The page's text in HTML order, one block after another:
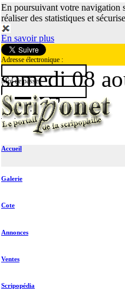
En poursuivant votre navigation
réaliser des statistiques et
En savoir plus
Adresse électronique :
Mot de passe :
samedi 08
Accueil
Galerie
Cote
Annonces
Ventes
Scripopédia